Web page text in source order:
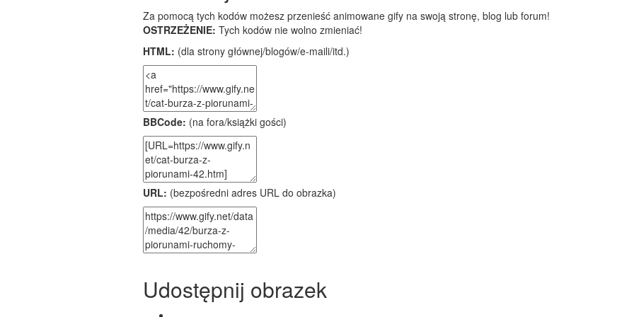
Za pomocą tych kodów możesz przenieść animowane gify na swoją stronę, blog lub forum!
OSTRZEŻENIE: Tych kodów nie wolno zmieniać!
HTML: (dla strony głównej/blogów/e-maili/itd.)
BBCode: (na fora/książki gości)
URL: (bezpośredni adres URL do obrazka)
Udostępnij obrazek